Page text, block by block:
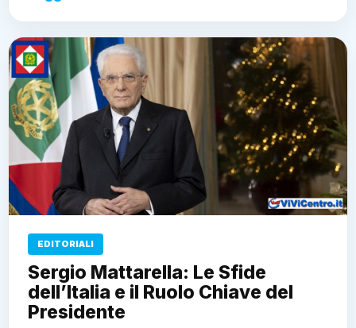
EDITORIALI
Sergio Mattarella: Le Sfide
dell’Italia e il Ruolo Chiave del
Presidente